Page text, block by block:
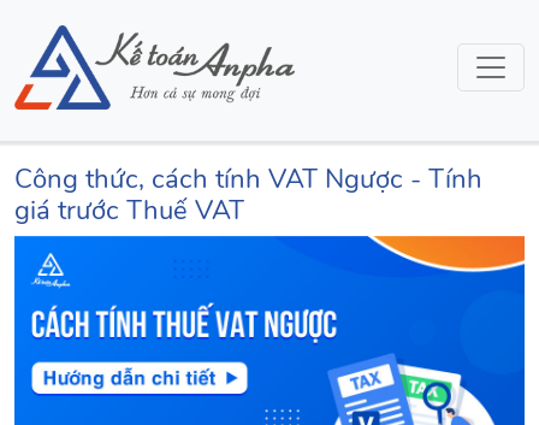
Công thức, cách tính VAT Ngược - Tính
giá trước Thuế VAT